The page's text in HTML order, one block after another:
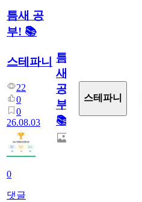
틈새 공
부! 📚
스테파니
22
0
0
26.08.03
0
댓글
틈
새
공
부!
📚
스테파니